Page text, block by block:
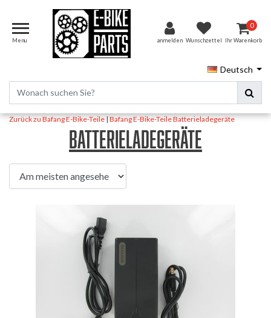
Menu anmelden Wunschzettel
0
Ihr Warenkorb
Deutsch
Zurück zu Bafang E-Bike-Teile|Bafang E-Bike-TeileBatterieladegeräte
Batterieladegeräte